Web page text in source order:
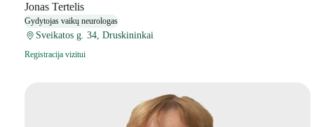
Jonas Tertelis
Gydytojas vaikų neurologas
Sveikatos g. 34, Druskininkai
Registracija vizitui